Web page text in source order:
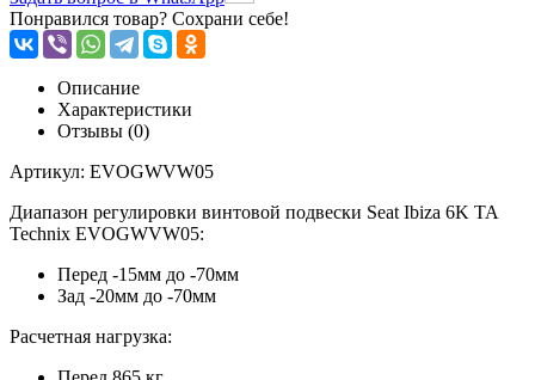
Понравился товар? Сохрани себе!
Описание
Характеристики
Отзывы (0)
Артикул: EVOGWVW05
Диапазон регулировки винтовой подвески Seat Ibiza 6K TA
Technix EVOGWVW05:
Перед -15мм до -70мм
Зад -20мм до -70мм
Расчетная нагрузка: